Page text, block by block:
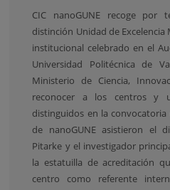
CIC nanoGUNE recoge por
distinción Unidad de
institucional celebrado en el
Universidad Politécnica de
Ministerio de Ciencia,
reconocer a los centros y
distinguidos en la convocatoria
de nanoGUNE asistieron el
Pitarke y el investigador
la estatuilla de acreditación
centro como referente